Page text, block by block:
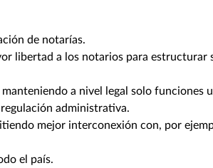
de notarías.
libertad a los notarios para estructurar
a nivel legal solo funciones u
administrativa.
mejor interconexión con, por
el país.